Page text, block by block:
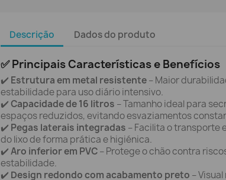
Descrição Dados do produto
✅ Principais Características e Benefícios
✔️ Estrutura em metal resistente– Maior
estabilidade para uso diário intensivo.
✔️Capacidade de 16 litros – Tamanho ideal para
espaços reduzidos, evitando esvaziamentos
✔️ Pegas laterais integradas – Facilita o transporte
do lixo de forma prática e higiénica.
✔️Aro inferior em PVC– Protege o chão contra
estabilidade.
✔️ Design redondo com acabamento preto –